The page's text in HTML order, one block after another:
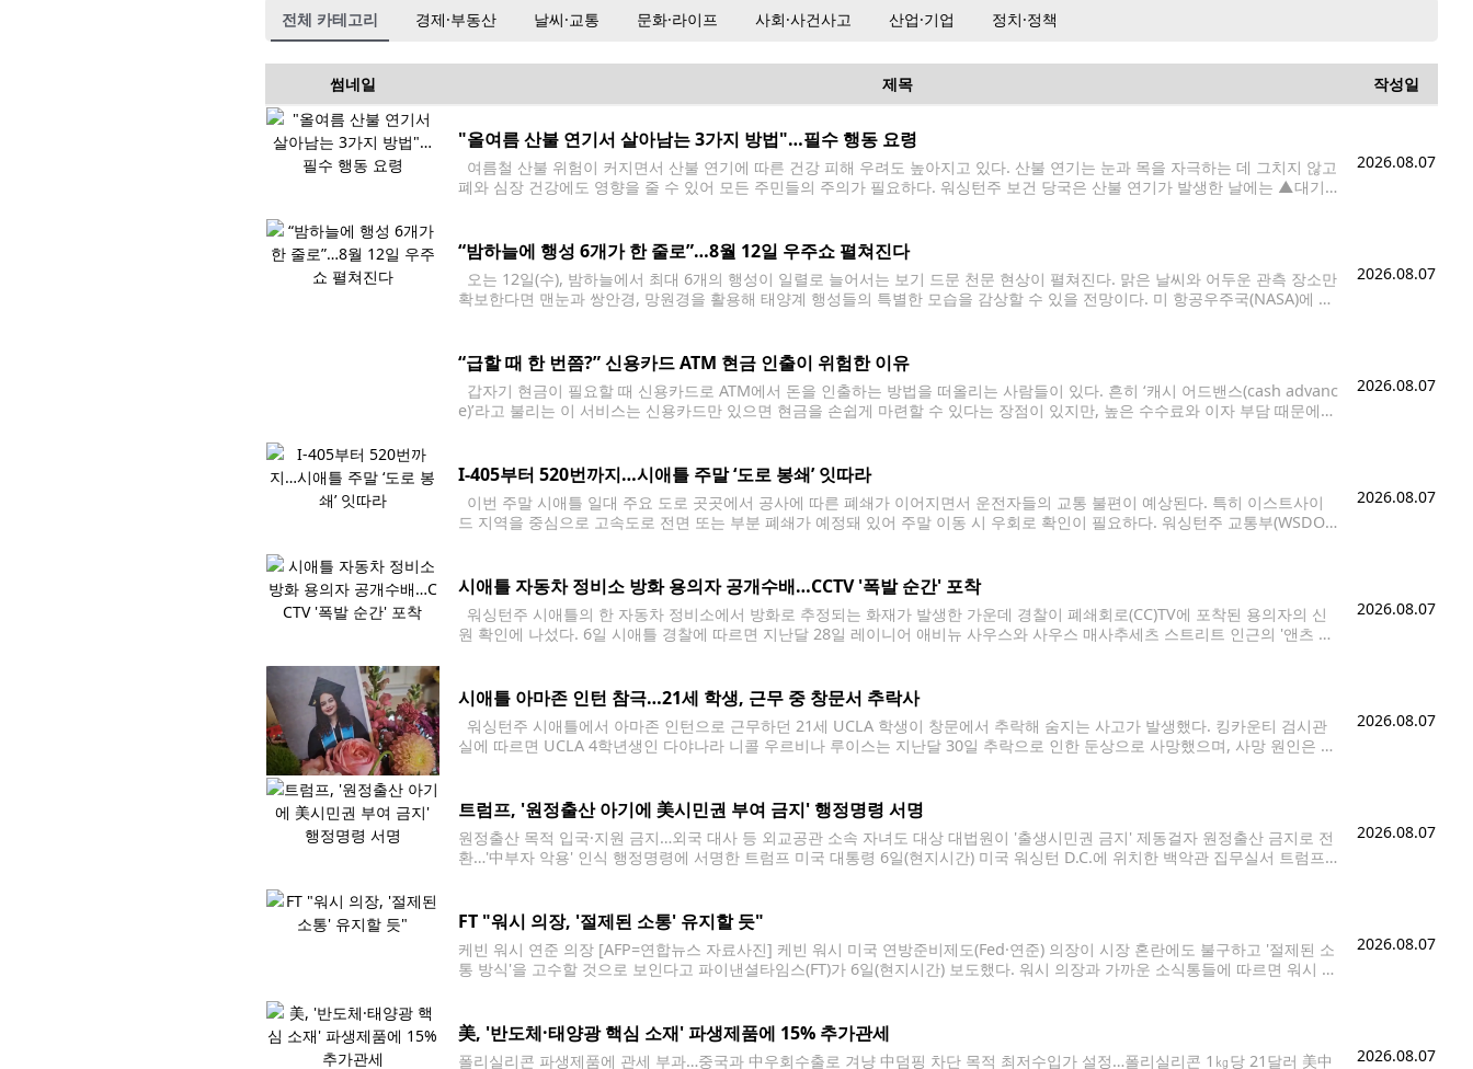
전체 카테고리 경제·부동산 날씨·교통 문화·라이프 사회·사건사고 산업·기업 정치·정책
썸네일 제목 작성일
"올여름 산불 연기서 살아남는 3가지 방법"…필수 행동 요령
여름철 산불 위험이 커지면서 산불 연기에 따른 건강 피해 우려도 높아지고 있다. 산불 연기는 눈과 목을 자극하는 데 그치지 않고
폐와 심장 건강에도 영향을 줄 수 있어 모든 주민들의 주의가 필요하다. 워싱턴주 보건 당국은 산불 연기가 발생한 날에는 ▲대기
2026.08.07
“밤하늘에 행성 6개가 한 줄로”…8월 12일 우주쇼 펼쳐진다
오는 12일(수), 밤하늘에서 최대 6개의 행성이 일렬로 늘어서는 보기 드문 천문 현상이 펼쳐진다. 맑은 날씨와 어두운 관측 장소만
확보한다면 맨눈과 쌍안경, 망원경을 활용해 태양계 행성들의 특별한 모습을 감상할 수 있을 전망이다. 미 항공우주국(NASA)에 따
2026.08.07
“급할 때 한 번쯤?” 신용카드 ATM 현금 인출이 위험한 이유
갑자기 현금이 필요할 때 신용카드로 ATM에서 돈을 인출하는 방법을 떠올리는 사람들이 있다. 흔히 ‘캐시 어드밴스(cash advanc
e)’라고 불리는 이 서비스는 신용카드만 있으면 현금을 손쉽게 마련할 수 있다는 장점이 있지만, 높은 수수료와 이자 부담 때문에
2026.08.07
I-405부터 520번까지…시애틀 주말 ‘도로 봉쇄’ 잇따라
이번 주말 시애틀 일대 주요 도로 곳곳에서 공사에 따른 폐쇄가 이어지면서 운전자들의 교통 불편이 예상된다. 특히 이스트사이
드 지역을 중심으로 고속도로 전면 또는 부분 폐쇄가 예정돼 있어 주말 이동 시 우회로 확인이 필요하다. 워싱턴주 교통부(WSDOT)
2026.08.07
시애틀 자동차 정비소 방화 용의자 공개수배…CCTV '폭발 순간' 포착
워싱턴주 시애틀의 한 자동차 정비소에서 방화로 추정되는 화재가 발생한 가운데 경찰이 폐쇄회로(CC)TV에 포착된 용의자의 신
원 확인에 나섰다. 6일 시애틀 경찰에 따르면 지난달 28일 레이니어 애비뉴 사우스와 사우스 매사추세츠 스트리트 인근의 '앤츠 커
2026.08.07
시애틀 아마존 인턴 참극…21세 학생, 근무 중 창문서 추락사
워싱턴주 시애틀에서 아마존 인턴으로 근무하던 21세 UCLA 학생이 창문에서 추락해 숨지는 사고가 발생했다. 킹카운티 검시관
실에 따르면 UCLA 4학년생인 다야나라 니콜 우르비나 루이스는 지난달 30일 추락으로 인한 둔상으로 사망했으며, 사망 원인은 사
2026.08.07
트럼프, '원정출산 아기에 美시민권 부여 금지' 행정명령 서명
원정출산 목적 입국·지원 금지…외국 대사 등 외교공관 소속 자녀도 대상 대법원이 '출생시민권 금지' 제동걸자 원정출산 금지로 전
환…'中부자 악용' 인식 행정명령에 서명한 트럼프 미국 대통령 6일(현지시간) 미국 워싱턴 D.C.에 위치한 백악관 집무실서 트럼프
2026.08.07
FT "워시 의장, '절제된 소통' 유지할 듯"
케빈 워시 연준 의장 [AFP=연합뉴스 자료사진] 케빈 워시 미국 연방준비제도(Fed·연준) 의장이 시장 혼란에도 불구하고 '절제된 소
통 방식'을 고수할 것으로 보인다고 파이낸셜타임스(FT)가 6일(현지시간) 보도했다. 워시 의장과 가까운 소식통들에 따르면 워시 의
2026.08.07
美, '반도체·태양광 핵심 소재' 파생제품에 15% 추가관세
폴리실리콘 파생제품에 관세 부과…중국과 中우회수출로 겨냥 中덤핑 차단 목적 최저수입가 설정…폴리실리콘 1㎏당 21달러 美中 2026.08.07